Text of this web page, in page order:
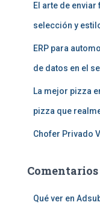
El arte de
selección y
ERP para
de datos en el
La mejor pizza
pizza que
Chofer Privado
Qué ver en